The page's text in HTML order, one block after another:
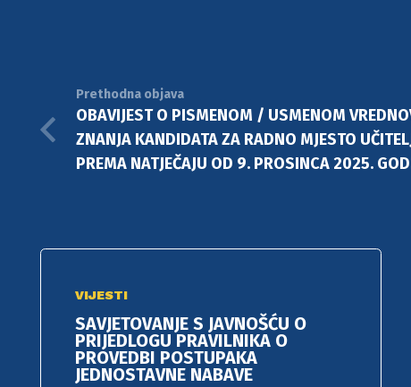
Prethodna objava
OBAVIJEST O PISMENOM / USMENOM
ZNANJA KANDIDATA ZA RADNO MJESTO
PREMA NATJEČAJU OD 9. PROSINCA 2025.
VIJESTI
SAVJETOVANJE S JAVNOŠĆU O
PRIJEDLOGU PRAVILNIKA O
PROVEDBI POSTUPAKA
JEDNOSTAVNE NABAVE